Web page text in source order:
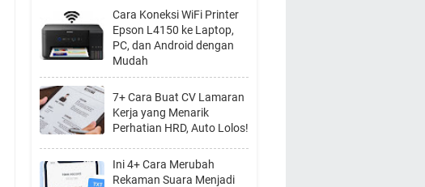
Cara Koneksi WiFi Printer
Epson L4150 ke Laptop,
PC, dan Android dengan
Mudah
7+ Cara Buat CV Lamaran
Kerja yang Menarik
Perhatian HRD, Auto Lolos!
Ini 4+ Cara Merubah
Rekaman Suara Menjadi